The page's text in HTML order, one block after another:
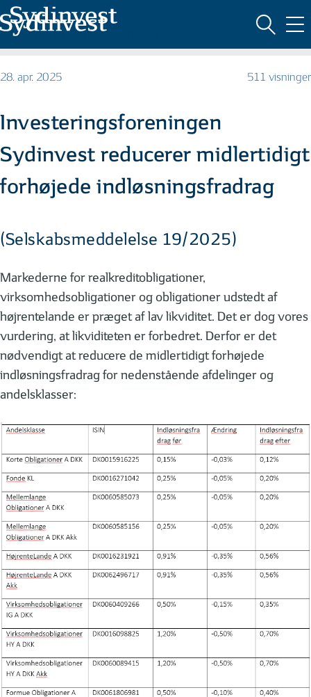
MARKEDSFØRINGSMATERIALE
28. apr. 2025 511 visninger
Investeringsforeningen
Sydinvest reducerer midlertidigt
forhøjede indløsningsfradrag
(Selskabsmeddelelse 19/2025)
Markederne for realkreditobligationer,
virksomhedsobligationer og obligationer udstedt af
højrentelande er præget af lav likviditet. Det er dog vores
vurdering, at likviditeten er forbedret. Derfor er det
nødvendigt at reducere de midlertidigt forhøjede
indløsningsfradrag for nedenstående afdelinger og
andelsklasser: